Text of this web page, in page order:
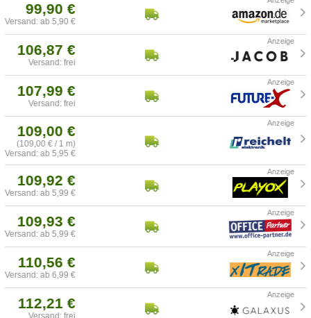
99,90 €
Versand: ab 5,90 €
106,87 €
Versand: frei
107,99 €
Versand: frei
109,00 €
(109,00 € / 1 m)
Versand: ab 5,95 €
109,92 €
Versand: ab 5,99 €
109,93 €
Versand: ab 5,99 €
110,56 €
Versand: ab 6,99 €
112,21 €